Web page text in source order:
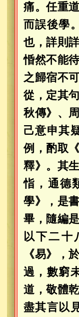
痛。任重
而誤後學
也，詳則
惛然不能
之歸宿不
從，定其
秋傳》、
己意申其
例，酌取
釋》。其
恉，通德
學》，是
畢，隨編
以下二十
《易》，
過，數窮
道，敬體
盡其言以